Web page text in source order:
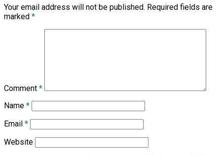
Your email address will not be published. Required fields are
marked *
Comment *
Name *
Email *
Website